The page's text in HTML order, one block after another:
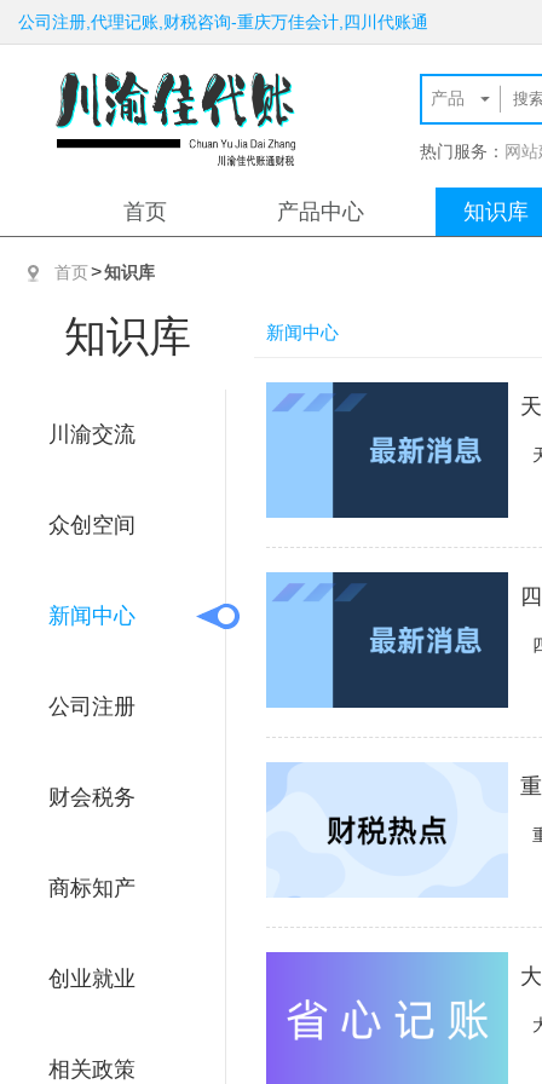
公司注册,代理记账,财税咨询-重庆万佳会计,四川代账通
热门服务： 网
首页 产品中心 知识库
首页>知识库
知识库
川渝交流
众创空间
新闻中心
公司注册
财会税务
商标知产
创业就业
相关政策
新闻中心